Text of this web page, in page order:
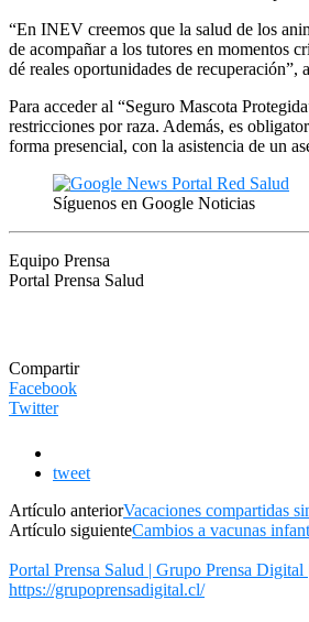
“En INEV creemos que la salud de los
de acompañar a los tutores en momentos
dé reales oportunidades de
Para acceder al “Seguro Mascota
restricciones por raza. Además, es
forma presencial, con la asistencia de un
Síguenos en Google Noticias
Equipo Prensa
Portal Prensa Salud
Compartir
Facebook
Twitter
tweet
Artículo anteriorVacaciones compartidas
Artículo siguienteCambios a vacunas
Portal Prensa Salud | Grupo Prensa Digital
https://grupoprensadigital.cl/